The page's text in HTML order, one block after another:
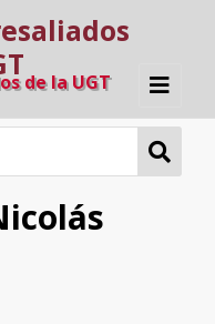
de la UGT